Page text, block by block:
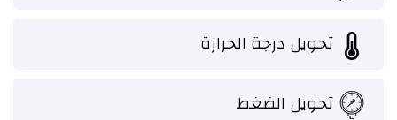
تحويل درجة الحرارة
تحويل الضغط